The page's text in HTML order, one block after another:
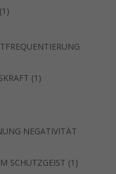
1 1
1 1
NEGATIVITÄT
SCHUTZGEIST 1 1